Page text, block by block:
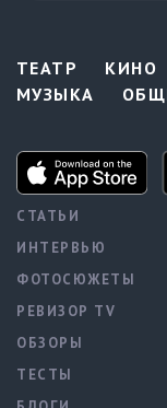
ТЕАТР КИНО
МУЗЫКА
СТАТЬИ
ИНТЕРВЬЮ
ФОТОСЮЖЕТЫ
РЕВИЗОР TV
ОБЗОРЫ
ТЕСТЫ